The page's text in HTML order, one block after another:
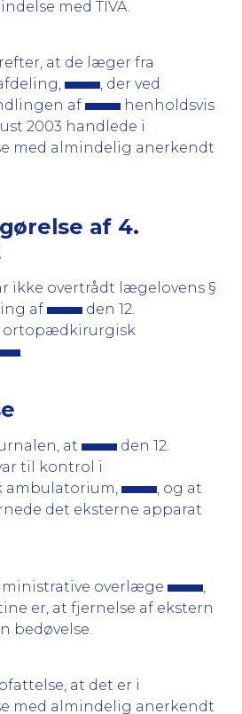
med TIVA.
at de læger fra
, der ved
af
henholdsvis
2003 handlede i
med almindelig anerkendt
af 4.
ikke overtrådt lægelovens §
af
den 12.
ortopædkirurgisk
at
den 12.
til kontrol i
, og at
det eksterne apparat
overlæge
er, at fjernelse af ekstern
bedøvelse.
at det er i
med almindelig anerkendt